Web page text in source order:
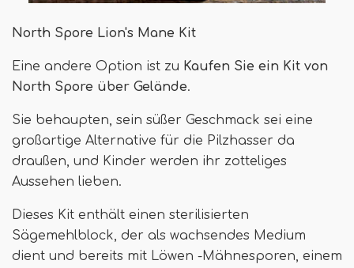
North Spore Lion's Mane Kit
Eine andere Option ist zu Kaufen Sie ein Kit von
North Spore über Gelände.
Sie behaupten, sein süßer Geschmack sei eine
großartige Alternative für die Pilzhasser da
draußen, und Kinder werden ihr zotteliges
Aussehen lieben.
Dieses Kit enthält einen sterilisierten
Sägemehlblock, der als wachsendes Medium
dient und bereits mit Löwen -Mähnesporen, einem